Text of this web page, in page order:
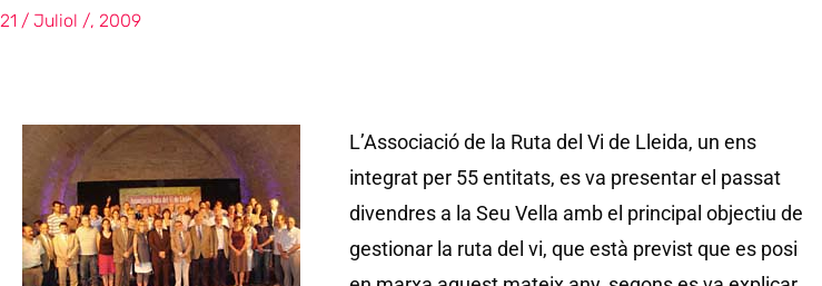
21 / Juliol /, 2009
L’Associació de la Ruta del Vi de Lleida, un ens
integrat per 55 entitats, es va presentar el passat
divendres a la Seu Vella amb el principal objectiu de
gestionar la ruta del vi, que està previst que es posi